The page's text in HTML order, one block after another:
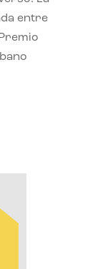
entre